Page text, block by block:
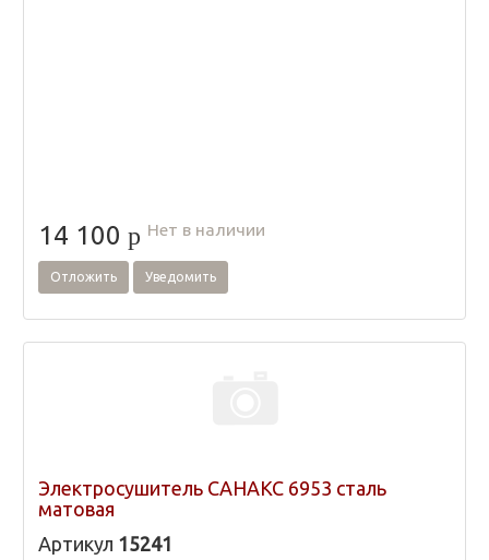
14 100 p Нет в наличии
Отложить Уведомить
Электросушитель САНАКС 6953 сталь
матовая
Артикул 15241